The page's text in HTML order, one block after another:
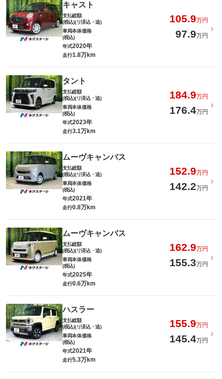
キャスト
支払総額
(税込)(リ済込・追)
105.9万円
車両本体価格
(税込)
97.9万円
年式2020年
走行1.8万km
タント
支払総額
(税込)(リ済込・追)
184.9万円
車両本体価格
(税込)
176.4万円
年式2023年
走行3.1万km
ムーヴキャンバス
支払総額
(税込)(リ済込・追)
152.9万円
車両本体価格
(税込)
142.2万円
年式2021年
走行0.8万km
ムーヴキャンバス
支払総額
(税込)(リ済込・追)
162.9万円
車両本体価格
(税込)
155.3万円
年式2025年
走行0.6万km
ハスラー
支払総額
(税込)(リ済込・追)
155.9万円
車両本体価格
(税込)
145.4万円
年式2021年
走行5.3万km